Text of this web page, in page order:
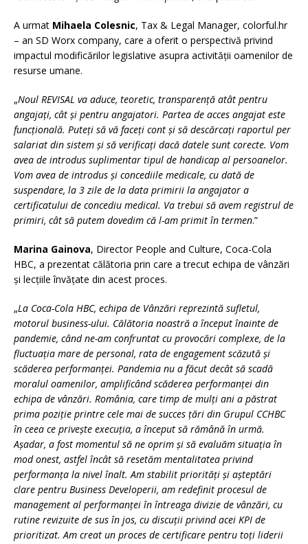
A urmat Mihaela Colesnic, Tax & Legal Manager, colorful.hr
– an SD Worx company, care a oferit o perspectivă privind
impactul modificărilor legislative asupra activității oamenilor de
resurse umane.
„Noul REVISAL va aduce, teoretic, transparență atât pentru
angajați, cât și pentru angajatori. Partea de acces angajat este
funcțională. Puteți să vă faceți cont și să descărcați raportul per
salariat din sistem și să verificați dacă datele sunt corecte. Vom
avea de introdus suplimentar tipul de handicap al persoanelor.
Vom avea de introdus și concediile medicale, cu dată de
suspendare, la 3 zile de la data primirii la angajator a
certificatului de concediu medical. Va trebui să avem registrul de
primiri, cât să putem dovedim că l-am primit în termen.”
Marina Gainova, Director People and Culture, Coca-Cola
HBC, a prezentat călătoria prin care a trecut echipa de vânzări
și lecțiile învățate din acest proces.
„La Coca-Cola HBC, echipa de Vânzări reprezintă sufletul,
motorul business-ului. Călătoria noastră a început înainte de
pandemie, când ne-am confruntat cu provocări complexe, de la
fluctuația mare de personal, rata de engagement scăzută și
scăderea performanței. Pandemia nu a făcut decât să scadă
moralul oamenilor, amplificând scăderea performanței din
echipa de vânzări. România, care timp de mulți ani a păstrat
prima poziție printre cele mai de succes țări din Grupul CCHBC
în ceea ce privește execuția, a început să rămână în urmă.
Așadar, a fost momentul să ne oprim și să evaluăm situația în
mod onest, astfel încât să resetăm mentalitatea privind
performanța la nivel înalt. Am stabilit priorități și așteptări
clare pentru Business Developerii, am redefinit procesul de
management al performanței în întreaga divizie de vânzări, cu
rutine revizuite de sus în jos, cu discuții privind acei KPI de
prioritizat. Am creat un proces de certificare pentru toți liderii